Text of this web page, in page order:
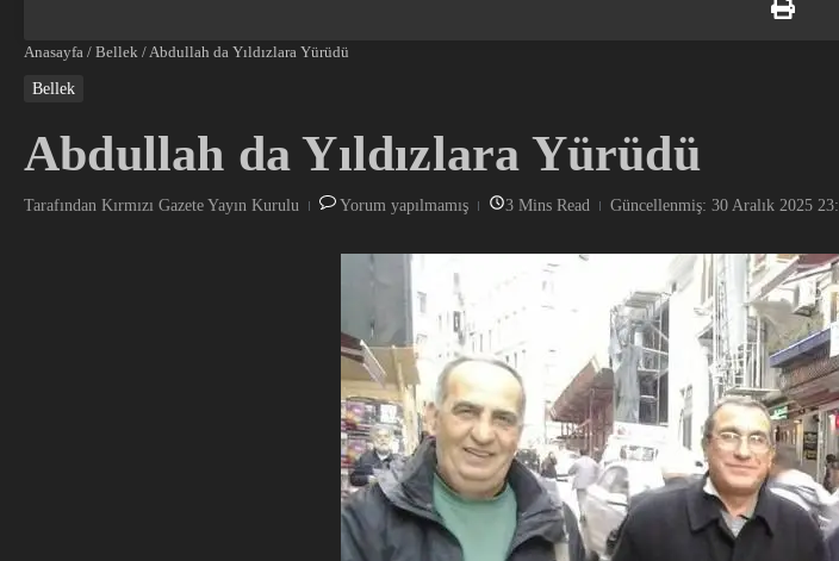
Anasayfa / Bellek /Abdullah da Yıldızlara Yürüdü
Bellek
Abdullah da Yıldızlara Yürüdü
Tarafından Kırmızı Gazete Yayın Kurulu Yorum yapılmamış 3 Mins Read Güncellenmiş: 30 Aralık 2025